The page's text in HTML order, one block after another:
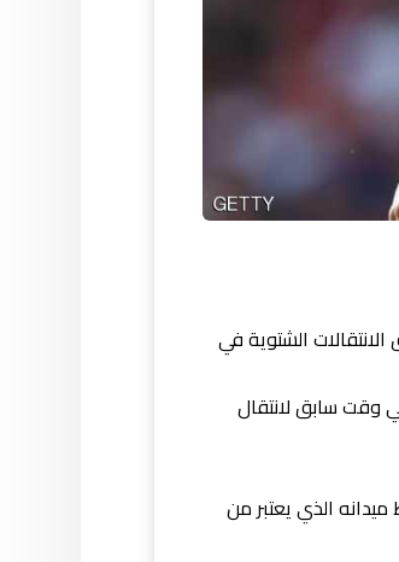
الشتوية في
مليون يورو بدلاً من 200 مليون يورو طالب بها في وقت سابق لانتقال
الذي يعتبر من